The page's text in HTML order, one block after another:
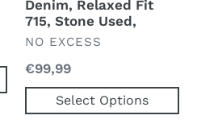
Denim, Relaxed Fit
715, Stone Used,
VERKOPER
NO EXCESS
Normale
prijs
€99,99
Select Options